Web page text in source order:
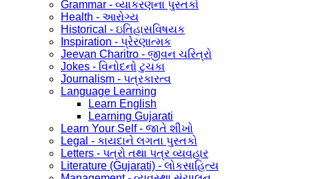
Grammar - વ્યાકરણના પુસ્તકો
Health - આરોગ્ય
Historical - ઇતિહાસવિષયક
Inspiration - પ્રેરણાત્મક
Jeevan Charitro - જીવન ચરિત્રો
Jokes - વિનોદનો ટુચકા
Journalism - પત્રકારત્વ
Language Learning
Learn English
Learning Gujarati
Learn Your Self - જાતે શીખો
Legal - કાયદાને લગતા પુસ્તકો
Letters - પત્રો તથા પત્ર વ્યવહાર
Literature (Gujarati) - લોકસાહિત્ય